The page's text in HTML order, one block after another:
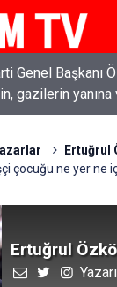
Genel Başkanı
gazilerin yanına
Ertuğrul
çocuğu ne yer ne
Ertuğrul